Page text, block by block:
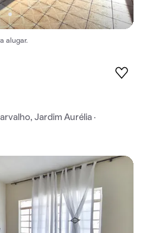
alugar.
Jardim Aurélia ·